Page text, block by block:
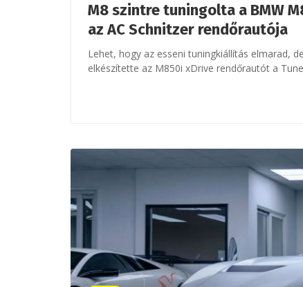
M8 szintre tuningolta a BMW
az AC Schnitzer rendőrautója
Lehet, hogy az esseni tuningkiállítás elmarad,
elkészítette az M850i xDrive rendőrautót a